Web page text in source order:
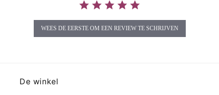
WEES DE EERSTE OM EEN REVIEW TE SCHRIJVEN
De winkel